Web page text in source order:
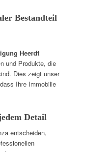
Bestandteil
Heerdt
und Produkte, die
Dies zeigt unser
Ihre Immobilie
Detail
entscheiden,